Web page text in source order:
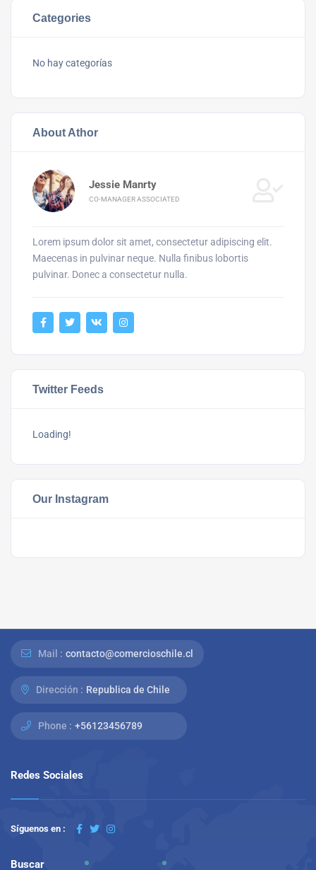
Categories
No hay categorías
About Athor
Jessie Manrty
CO-MANAGER ASSOCIATED
Lorem ipsum dolor sit amet, consectetur adipiscing elit.
Maecenas in pulvinar neque. Nulla finibus lobortis
pulvinar. Donec a consectetur nulla.
Twitter Feeds
Loading!
Our Instagram
Mail : contacto@comercioschile.cl
Dirección : Republica de Chile
Phone : +56123456789
Redes Sociales
Síguenos en :
Buscar